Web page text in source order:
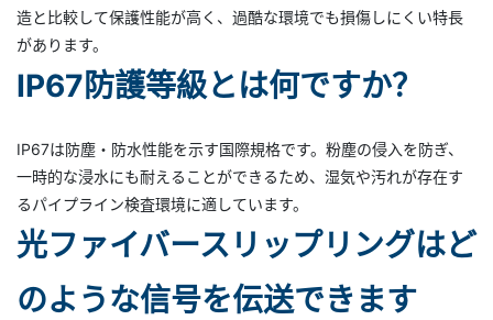
造と比較して保護性能が高く、過酷な環境でも損傷しにくい特長
があります。
IP67防護等級とは何ですか？
IP67は防塵・防水性能を示す国際規格です。粉塵の侵入を防ぎ、
一時的な浸水にも耐えることができるため、湿気や汚れが存在す
るパイプライン検査環境に適しています。
光ファイバースリップリングはど
のような信号を伝送できます